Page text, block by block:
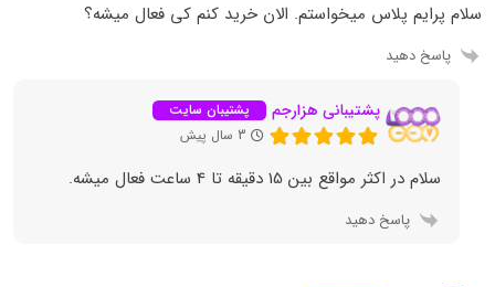
سلام پرایم پلاس میخواستم. الان خرید کنم کی فعال میشه؟
پاسخ دهید
پشتیبانی هزارجم
پشتیبان سایت
3 سال پیش
سلام در اکثر مواقع بین 15 دقیقه تا 4 ساعت فعال میشه.
پاسخ دهید